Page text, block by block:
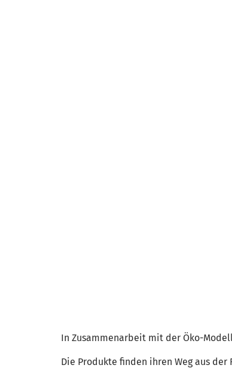
In Zusammenarbeit mit der Öko-
Die Produkte finden ihren Weg aus der